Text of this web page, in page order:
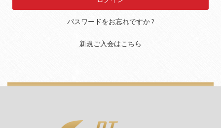
パスワードをお忘れですか ?
新規ご入会はこちら